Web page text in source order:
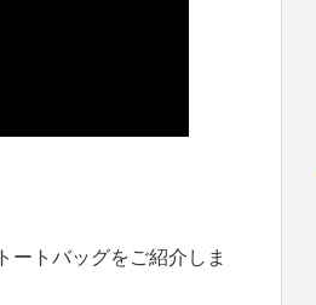
ートバッグをご紹介しま